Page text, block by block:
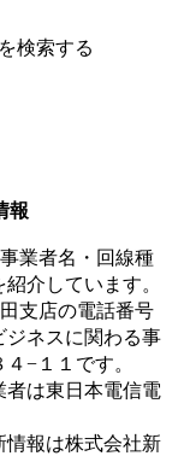
報
業者名・回線種
介しています。
支店の電話番号
ジネスに関わる事
−１１ です。
者は東日本電信電
情報は株式会社新